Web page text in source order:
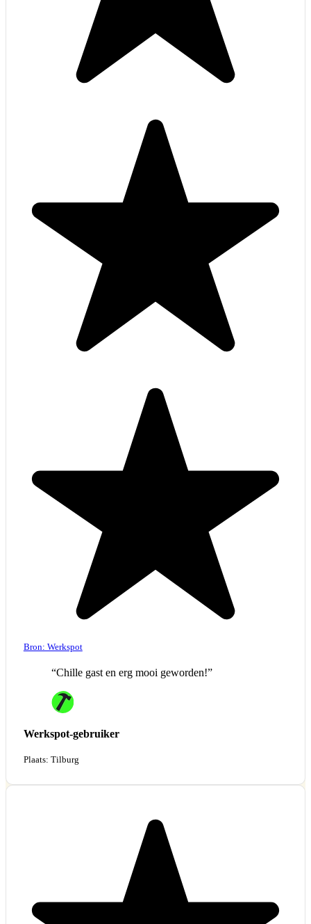
Bron: Werkspot
“Chille gast en erg mooi geworden!”
Werkspot-gebruiker
Plaats: Tilburg